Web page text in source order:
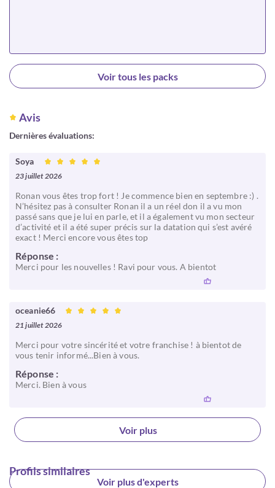
Choisir
Voir tous les packs
Avis
Dernières évaluations:
Soya
23 juillet 2026
Ronan vous êtes trop fort ! Je commence bien en septembre :) .
N’hésitez pas à consulter Ronan il a un réel don il a vu mon
passé sans que je lui en parle, et il a également vu mon secteur
d’activité et il a été super précis sur la datation qui s’est avéré
exact ! Merci encore vous êtes top
Réponse :
Merci pour les nouvelles ! Ravi pour vous. A bientot
oceanie66
21 juillet 2026
Merci pour votre sincérité et votre franchise ! à bientot de
vous tenir informé...Bien à vous.
Réponse :
Merci. Bien à vous
Voir plus
Profils similaires
Voir plus d'experts